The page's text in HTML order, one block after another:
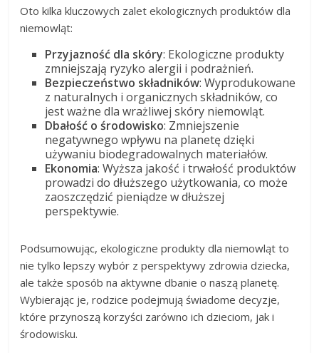
Oto kilka kluczowych zalet ekologicznych produktów dla
niemowląt:
Przyjazność dla skóry: Ekologiczne produkty
zmniejszają ryzyko alergii i podrażnień.
Bezpieczeństwo składników: Wyprodukowane
z naturalnych i organicznych składników, co
jest ważne dla wrażliwej skóry niemowląt.
Dbałość o środowisko: Zmniejszenie
negatywnego wpływu na planetę dzięki
używaniu biodegradowalnych materiałów.
Ekonomia: Wyższa jakość i trwałość produktów
prowadzi do dłuższego użytkowania, co może
zaoszczędzić pieniądze w dłuższej
perspektywie.
Podsumowując, ekologiczne produkty dla niemowląt to
nie tylko lepszy wybór z perspektywy zdrowia dziecka,
ale także sposób na aktywne dbanie o naszą planetę.
Wybierając je, rodzice podejmują świadome decyzje,
które przynoszą korzyści zarówno ich dzieciom, jak i
środowisku.